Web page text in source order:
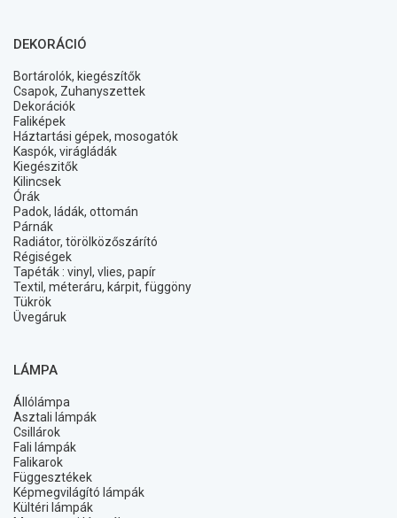
DEKORÁCIÓ
Bortárolók, kiegészítők
Csapok, Zuhanyszettek
Dekorációk
Faliképek
Háztartási gépek, mosogatók
Kaspók, virágládák
Kiegészitők
Kilincsek
Órák
Padok, ládák, ottomán
Párnák
Radiátor, törölközőszárító
Régiségek
Tapéták : vinyl, vlies, papír
Textil, méteráru, kárpit, függöny
Tükrök
Üvegáruk
LÁMPA
Állólámpa
Asztali lámpák
Csillárok
Fali lámpák
Falikarok
Függesztékek
Képmegvilágító lámpák
Kültéri lámpák